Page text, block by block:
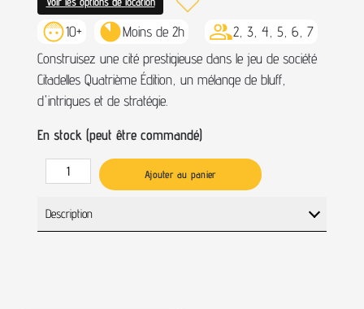
10+ Moins de 2h
2, 3, 4, 5, 6, 7
Construisez une cité prestigieuse dans le jeu de société
Citadelles Quatrième Édition, un mélange de bluff,
d'intrigues et de stratégie.
En stock (peut être commandé)
Ajouter au panier
Description